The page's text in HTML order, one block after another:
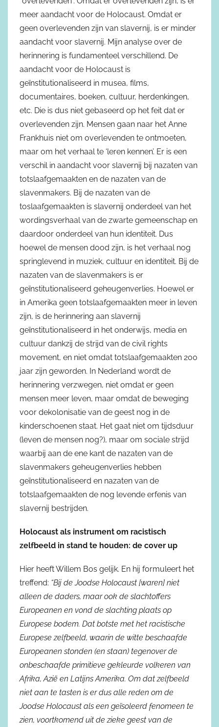
meer aandacht voor de Holocaust. Omdat er
geen overlevenden zijn van slavernij, is er minder
aandacht voor slavernij. Mijn analyse over de
herinnering is fundamenteel verschillend. De
aandacht voor de Holocaust is
geïnstitutionaliseerd in musea, films,
documentaires, boeken, cultuur, herdenkingen,
etc. Die is dus niet gebaseerd op het feit dat er
overlevenden zijn. Mensen gaan naar het Anne
Frankhuis niet om overlevenden te ontmoeten,
maar om het verhaal te ‘leren kennen’. Er is een
verschil in aandacht voor slavernij bij nazaten van
totslaafgemaakten en de nazaten van de
slavenmakers. Bij de nazaten van de
toslaafgemaakten is slavernij onderdeel van het
wordingsverhaal van de zwarte gemeenschap en
daardoor onderdeel van hun identiteit. Dus
hoewel de mensen dood zijn, is het verhaal nog
springlevend in muziek, cultuur en identiteit. Bij de
nazaten van de slavenmakers is er
geïnstitutionaliseerd geheugenverlies. Hoewel er
in Amerika geen totslaafgemaakten meer in leven
zijn, is de herinnering aan slavernij
geïnstitutionaliseerd in het onderwijs, media en
cultuur dankzij de strijd van de civil rights
movement, en niet omdat totslaafgemaakten 200
jaar zijn geworden. In Nederland wordt de
herinnering verzwegen, niet omdat er geen
mensen meer leven, maar omdat de beweging
voor dekolonisatie van de geest nog in de
kinderschoenen staat. Het gaat niet om tijdsduur
(leven de mensen nog?), maar om sociale strijd
waarbij aan de ene kant de nazaten van de
slavenmakers geheugenverlies hebben
geïnstitutionaliseerd en nazaten van de
totslaafgemaakten de nog levende erfenis van
slavernij bestrijden.
Holocaust als instrument om racistisch
zelfbeeld in stand te houden: de cover up
Hier heeft Willem Bos gelijk. En hij formuleert het
treffend: “Bij de Joodse Holocaust [waren] niet
alleen de daders, maar ook de slachtoffers
Europeanen en vond de slachting plaats op
Europese bodem. Dat botste met het racistische
Europese zelfbeeld, waarin de witte beschaafde
Europeanen stonden (en staan) tegenover de
onbeschaafde primitieve gekleurde volkeren van
Afrika, Azië en Latijns Amerika. Om dat zelfbeeld
niet aan te tasten is er dus alle reden om de
Joodse Holocaust als een geïsoleerd fenomeen te
zien, voortkomend uit de zieke geest van de